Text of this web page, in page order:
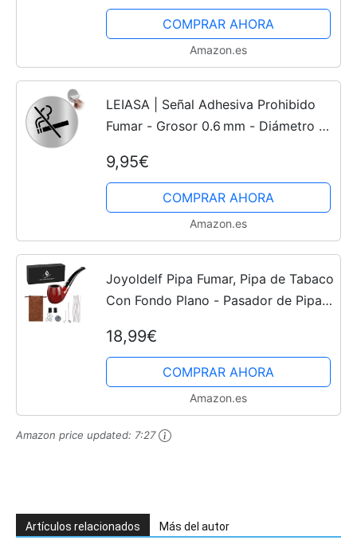
COMPRAR AHORA
Amazon.es
LEIASA | Señal Adhesiva Prohibido
Fumar - Grosor 0.6 mm - Diámetro Ø
Fumar - Signo Prohibido Fumar
9,95€
COMPRAR AHORA
Amazon.es
Joyoldelf Pipa Fumar, Pipa de Tabaco
Con Fondo Plano - Pasador de Pipa y
de Pipa, Limpiadores de Pipa y Anillo
de Goma,...
18,99€
COMPRAR AHORA
Amazon.es
Amazon price updated: 7:27
Artículos relacionados Más del autor